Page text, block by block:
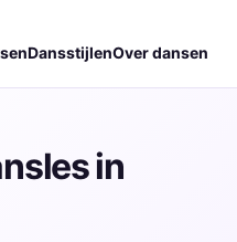
DansstijlenOver dansen
in